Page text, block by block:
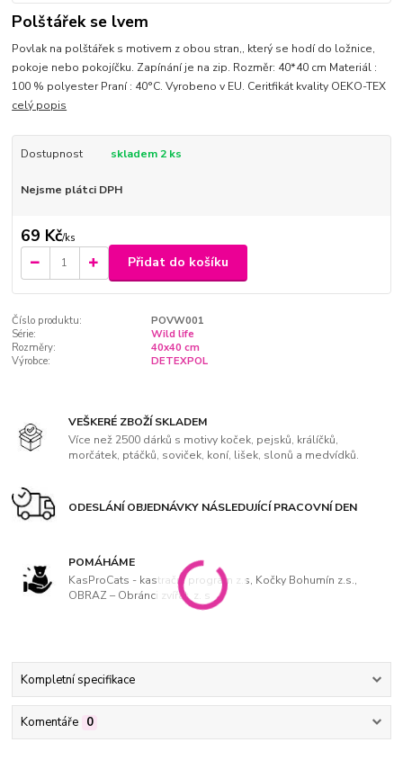
Polštářek se lvem
Povlak na polštářek s motivem z obou stran,, který se hodí do ložnice,
pokoje nebo pokojíčku. Zapínání je na zip. Rozměr: 40*40 cm Materiál :
100 % polyester Praní : 40°C. Vyrobeno v EU. Ceritfikát kvality OEKO-TEX
celý popis
Dostupnost skladem 2 ks
Nejsme plátci DPH
69 Kč/ks
Přidat do košíku
Číslo produktu:
POVW001
Série:
Wild life
Rozměry:
40x40 cm
Výrobce:
DETEXPOL
VEŠKERÉ ZBOŽÍ SKLADEM
Více než 2500 dárků s motivy koček, pejsků, králíčků,
morčátek, ptáčků, soviček, koní, lišek, slonů a medvídků.
ODESLÁNÍ OBJEDNÁVKY NÁSLEDUJÍCÍ PRACOVNÍ DEN
POMÁHÁME
KasProCats - kastrační program z.s, Kočky Bohumín z.s.,
OBRAZ – Obránci zvířat, z. s
Kompletní specifikace
Komentáře 0